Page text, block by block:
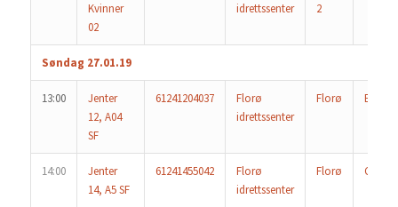
Kvinner
02
idrettssenter
2
Søndag 27.01.19
13:00
Jenter
12, A04
SF
61241204037
Florø
idrettssenter
Florø Eid
14:00
Jenter
14, A5 SF
61241455042
Florø
idrettssenter
Florø